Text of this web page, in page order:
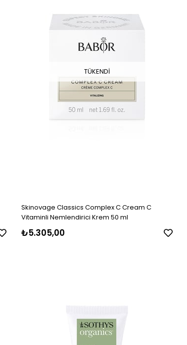
TÜKENDI
Skinovage Classics Complex C Cream C
Vitaminli Nemlendirici Krem 50 ml
₺5.305,00